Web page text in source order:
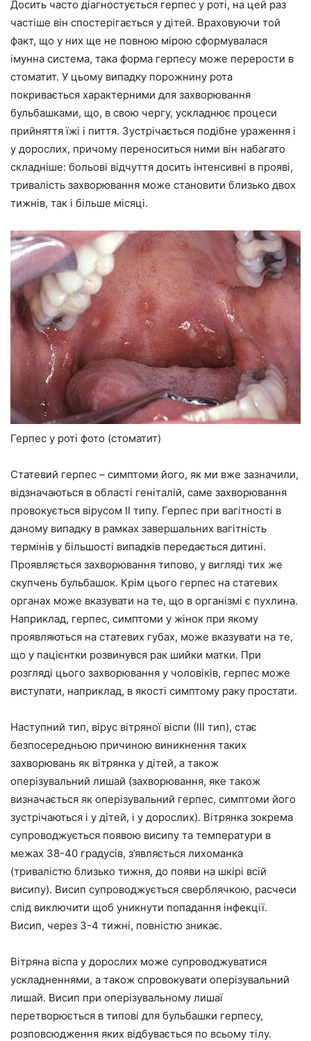
Досить часто діагностується герпес у роті, на цей раз
частіше він спостерігається у дітей. Враховуючи той
факт, що у них ще не повною мірою сформувалася
імунна система, така форма герпесу може перерости в
стоматит. У цьому випадку порожнину рота
покривається характерними для захворювання
бульбашками, що, в свою чергу, ускладнює процеси
прийняття їжі і пиття. Зустрічається подібне ураження і
у дорослих, причому переноситься ними він набагато
складніше: больові відчуття досить інтенсивні в прояві,
тривалість захворювання може становити близько двох
тижнів, так і більше місяці.
Герпес у роті фото (стоматит)
Статевий герпес – симптоми його, як ми вже зазначили,
відзначаються в області геніталій, саме захворювання
провокується вірусом II типу. Герпес при вагітності в
даному випадку в рамках завершальних вагітність
термінів у більшості випадків передається дитині.
Проявляється захворювання типово, у вигляді тих же
скупчень бульбашок. Крім цього герпес на статевих
органах може вказувати на те, що в організмі є пухлина.
Наприклад, герпес, симптоми у жінок при якому
проявляються на статевих губах, може вказувати на те,
що у пацієнтки розвинувся рак шийки матки. При
розгляді цього захворювання у чоловіків, герпес може
виступати, наприклад, в якості симптому раку простати.
Наступний тип, вірус вітряної віспи (ІІІ тип), стає
безпосередньою причиною виникнення таких
захворювань як вітрянка у дітей, а також
оперізувальний лишай (захворювання, яке також
визначається як оперізувальний герпес, симптоми його
зустрічаються і у дітей, і у дорослих). Вітрянка зокрема
супроводжується появою висипу та температури в
межах 38-40 градусів, з’являється лихоманка
(тривалістю близько тижня, до появи на шкірі всій
висипу). Висип супроводжується сверблячкою, расчеси
слід виключити щоб уникнути попадання інфекції.
Висип, через 3-4 тижні, повністю зникає.
Вітряна віспа у дорослих може супроводжуватися
ускладненнями, а також спровокувати оперізувальний
лишай. Висип при оперізувальному лишаї
перетворюється в типові для бульбашки герпесу,
розповсюдження яких відбувається по всьому тілу.